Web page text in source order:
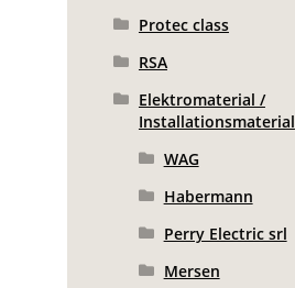
Protec class
RSA
Elektromaterial /
Installationsmaterial
WAG
Habermann
Perry Electric srl
Mersen